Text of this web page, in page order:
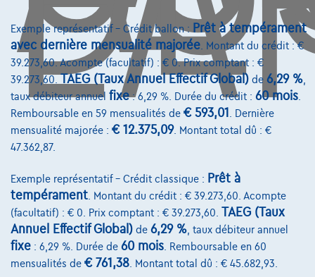
Exemple représentatif – Crédit ballon : Prêt à tempérament
avec dernière mensualité majorée . Montant du crédit : €
39.273,60. Acompte (facultatif) : € 0. Prix comptant : €
39.273,60. TAEG (Taux Annuel Effectif Global) de 6,29 %
taux débiteur annuel fixe: 6,29 %. Durée du crédit : 60 mois
Remboursable en 59 mensualités de € 593,01
. Dernière
mensualité majorée : € 12.375,09. Montant total dû : €
47.362,87.
Exemple représentatif – Crédit classique : Prêt à
tempérament . Montant du crédit : € 39.273,60. Acompte
(facultatif) : € 0. Prix comptant : € 39.273,60. TAEG (Taux
Annuel Effectif Global) de 6,29 % , taux débiteur annuel
fixe : 6,29 %. Durée de 60 mois . Remboursable en 60
mensualités de € 761,38 . Montant total dû : € 45.682,93.
Contact
info@touringcarselect.be
Avenue Roi Albert II 4, B12
1000 Bruxelles
Services & Solutions
Assistance dépannage
Financement